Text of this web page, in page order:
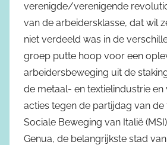
verenigde/verenigende
van de arbeidersklasse, dat wil
niet verdeeld was in de
groep putte hoop voor een
arbeidersbeweging uit de
de metaal- en textielindustrie
acties tegen de partijdag van de
Sociale Beweging van Italië
Genua, de belangrijkste stad